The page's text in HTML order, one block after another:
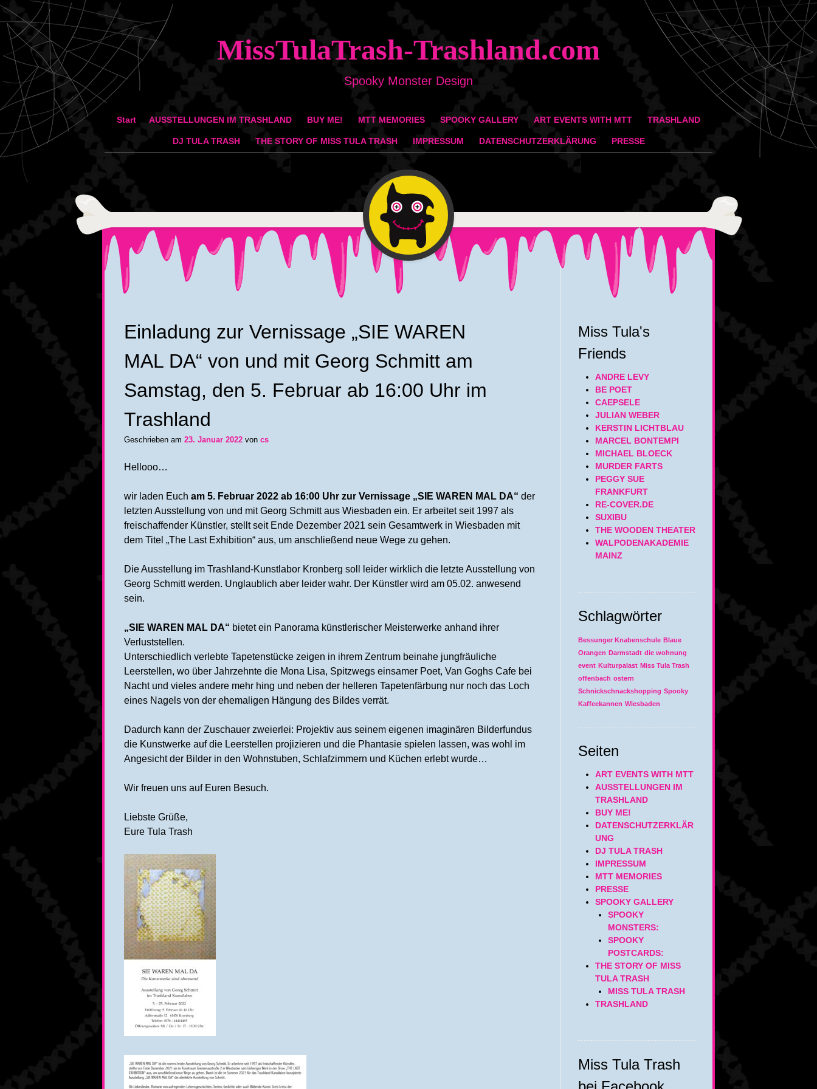
MissTulaTrash-Trashland.com
Spooky Monster Design
Zum Inhalt springen
Start AUSSTELLUNGEN IM TRASHLAND BUY ME! MTT MEMORIES SPOOKY GALLERY ART EVENTS WITH MTT TRASHLAND
DJ TULA TRASH THE STORY OF MISS TULA TRASH IMPRESSUM DATENSCHUTZERKLÄRUNG PRESSE
Einladung zur Vernissage „SIE WAREN
MAL DA“ von und mit Georg Schmitt am
Samstag, den 5. Februar ab 16:00 Uhr im
Trashland
Geschrieben am 23. Januar 2022 von cs
Hellooo…
wir laden Euch am 5. Februar 2022 ab 16:00 Uhr zur Vernissage „SIE WAREN MAL DA“ der
letzten Ausstellung von und mit Georg Schmitt aus Wiesbaden ein. Er arbeitet seit 1997 als
freischaffender Künstler, stellt seit Ende Dezember 2021 sein Gesamtwerk in Wiesbaden mit
dem Titel „The Last Exhibition“ aus, um anschließend neue Wege zu gehen.
Die Ausstellung im Trashland-Kunstlabor Kronberg soll leider wirklich die letzte Ausstellung von
Georg Schmitt werden. Unglaublich aber leider wahr. Der Künstler wird am 05.02. anwesend
sein.
„SIE WAREN MAL DA“ bietet ein Panorama künstlerischer Meisterwerke anhand ihrer
Verluststellen.
Unterschiedlich verlebte Tapetenstücke zeigen in ihrem Zentrum beinahe jungfräuliche
Leerstellen, wo über Jahrzehnte die Mona Lisa, Spitzwegs einsamer Poet, Van Goghs Cafe bei
Nacht und vieles andere mehr hing und neben der helleren Tapetenfärbung nur noch das Loch
eines Nagels von der ehemaligen Hängung des Bildes verrät.
Dadurch kann der Zuschauer zweierlei: Projektiv aus seinem eigenen imaginären Bilderfundus
die Kunstwerke auf die Leerstellen projizieren und die Phantasie spielen lassen, was wohl im
Angesicht der Bilder in den Wohnstuben, Schlafzimmern und Küchen erlebt wurde…
Wir freuen uns auf Euren Besuch.
Liebste Grüße,
Eure Tula Trash
Miss Tula's
Friends
ANDRE LEVY
BE POET
CAEPSELE
JULIAN WEBER
KERSTIN LICHTBLAU
MARCEL BONTEMPI
MICHAEL BLOECK
MURDER FARTS
PEGGY SUE
FRANKFURT
RE-COVER.DE
SUXIBU
THE WOODEN THEATER
WALPODENAKADEMIE
MAINZ
Schlagwörter
Bessunger Knabenschule Blaue
Orangen Darmstadt die wohnung
event Kulturpalast Miss Tula Trash
offenbach ostern
Schnickschnackshopping Spooky
Kaffeekannen Wiesbaden
Seiten
ART EVENTS WITH MTT
AUSSTELLUNGEN IM
TRASHLAND
BUY ME!
DATENSCHUTZERKLÄR
UNG
DJ TULA TRASH
IMPRESSUM
MTT MEMORIES
PRESSE
SPOOKY GALLERY
SPOOKY
MONSTERS:
SPOOKY
POSTCARDS:
THE STORY OF MISS
TULA TRASH
MISS TULA TRASH
TRASHLAND
Miss Tula Trash